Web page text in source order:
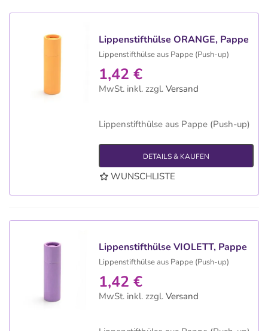
Lippenstifthülse ORANGE, Pappe
Lippenstifthülse aus Pappe (Push-up)
1,42 €
MwSt. inkl. zzgl. Versand
Lippenstifthülse aus Pappe (Push-up)
DETAILS & KAUFEN
WUNSCHLISTE
Lippenstifthülse VIOLETT, Pappe
Lippenstifthülse aus Pappe (Push-up)
1,42 €
MwSt. inkl. zzgl. Versand